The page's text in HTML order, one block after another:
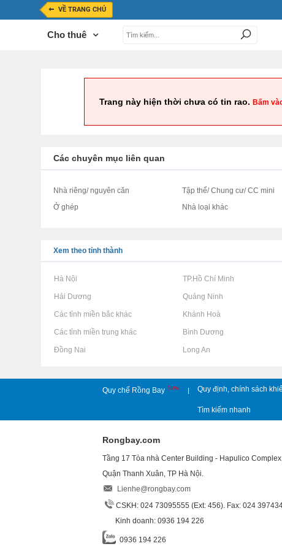
VỀ TRANG CHỦ
Cho thuê
Trang này hiện thời chưa có tin rao. Bấm
Các chuyên mục liên quan
Nhà riêng/ nguyên căn Tập thể/ Chung cư/ CC mini
Ở ghép
Nhà loại khác
Xem theo tỉnh thành
Rao vặt tại Hà Nội Rao vặt tại TP.Hồ Chí Minh
Rao vặt tại Hải Dương Rao vặt tại Quảng Ninh
Rao vặt tại Các tỉnh miền bắc khác Rao vặt tại Khánh Hoà
Rao vặt tại Các tỉnh miền trung khác Rao vặt tại Bình Dương
Rao vặt tại Đồng Nai Rao vặt tại Long An
Quy chế Rồng Bay New | Quy định, chính sách
Tìm kiếm nhanh
Rongbay.com
Tầng 17 Tòa nhà Center Building - Hapulico
Quận Thanh Xuân, TP Hà Nội.
Lienhe@rongbay.com
CSKH: 024 73095555 (Ext: 456). Fax: 024
Kinh doanh: 0936 194 226
0936 194 226